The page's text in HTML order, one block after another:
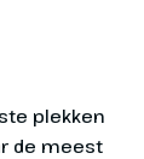
plekken
de meest